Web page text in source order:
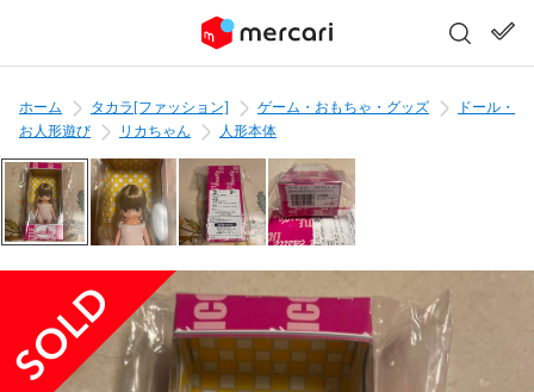
ホーム タカラ[ファッション] ゲーム・おもちゃ・グッズ
ドール・
お人形遊び
リカちゃん 人形本体